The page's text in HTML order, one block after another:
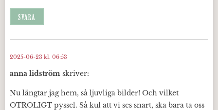
SVARA
anna lidström skriver:
2025-06-23 kl. 06:53
Nu längtar jag hem, så ljuvliga bilder! Och vilket
OTROLIGT pyssel. Så kul att vi ses snart, ska bara ta oss